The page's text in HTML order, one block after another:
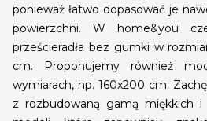
ponieważ łatwo dopasować je
powierzchni. W home&you
prześcieradła bez gumki w
cm. Proponujemy również
wymiarach, np. 160x200 cm.
z rozbudowaną gamą miękkich